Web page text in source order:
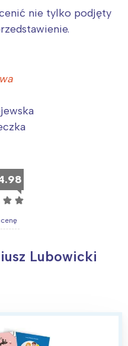
nie tylko podjęty
☆ ☆
Lubowicki